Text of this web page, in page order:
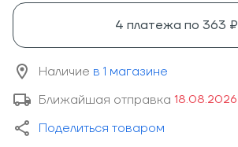
4 платежа по 363 ₽
Наличие в 1 магазине
Ближайшая отправка 18.08.2026
Поделиться товаром